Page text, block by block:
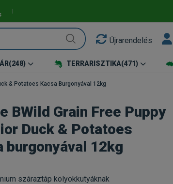
Újrarendelés
(248) TERRARISZTIKA(471)
& Potatoes Kacsa Burgonyával 12kg
BWild Grain Free Puppy
Duck & Potatoes
burgonyával 12kg
száraztáp kölyökkutyáknak